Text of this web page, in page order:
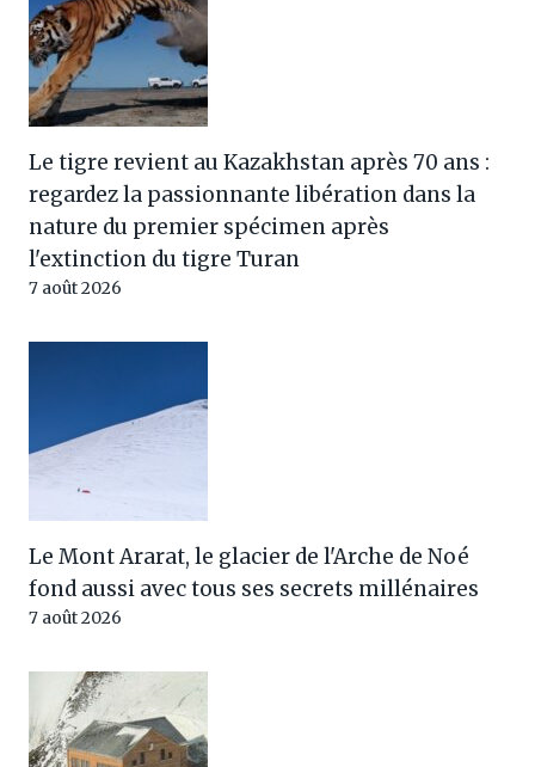
Le tigre revient au Kazakhstan après 70 ans :
regardez la passionnante libération dans la
nature du premier spécimen après
l'extinction du tigre Turan
7 août 2026
Le Mont Ararat, le glacier de l'Arche de Noé
fond aussi avec tous ses secrets millénaires
7 août 2026